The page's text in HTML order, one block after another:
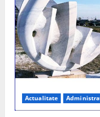
Actualitate